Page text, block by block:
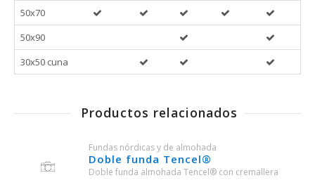
50x70
50x90
30x50 cuna
Productos relacionados
Fundas nórdicas y de almohada
Doble funda Tencel®
Doble funda almohada Tencel® con cremallera